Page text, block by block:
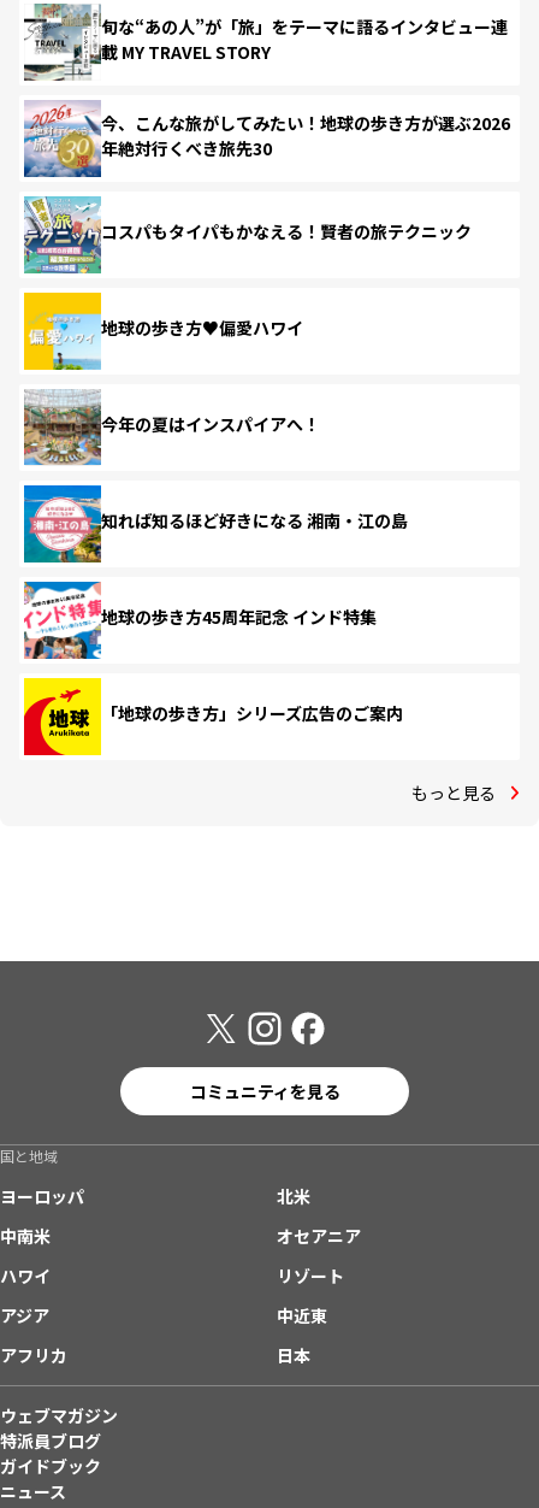
旬な“あの人”が「旅」をテーマに語るインタビュー連
載 MY TRAVEL STORY
今、こんな旅がしてみたい！地球の歩き方が選ぶ2026
年絶対行くべき旅先30
コスパもタイパもかなえる！賢者の旅テクニック
地球の歩き方♥偏愛ハワイ
今年の夏はインスパイアへ！
知れば知るほど好きになる 湘南・江の島
地球の歩き方45周年記念 インド特集
「地球の歩き方」シリーズ広告のご案内
もっと見る
コミュニティを見る
国と地域
ヨーロッパ
北米
中南米
オセアニア
ハワイ
リゾート
アジア
中近東
アフリカ
日本
ウェブマガジン
特派員ブログ
ガイドブック
ニュース